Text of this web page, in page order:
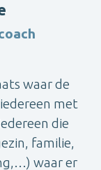
waar de
met
die
familie,
waar er